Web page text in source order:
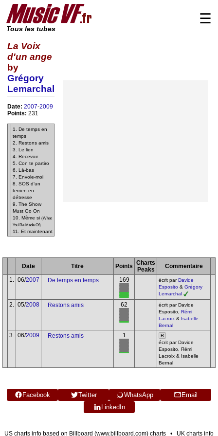
Tous les tubes
☰
La Voix
d'un ange
by
Grégory
Lemarchal
Date: 2007-2009
Points: 231
1. De temps en
temps
2. Restons amis
3. Le lien
4. Recevoir
5. Con te partiro
6. Là-bas
7. Envole-moi
8. SOS d'un
terrien en
détresse
9. The Show
Must Go On
10. Même si (What
You'Re Made Of)
11. Et maintenant
Date Titre Points Charts
Peaks
Commentaire
1.
06/2007 De temps en temps 169 écrit parDavide
Esposito & Grégory
Lemarchal
2. 05/2008 Restons amis 62
écrit par Davide
Esposito, Rémi
Lacroix & Isabelle
Bernal
3. 06/2009 Restons amis 1
R
écrit par Davide
Esposito, Rémi
Lacroix & Isabelle
Bernal
Facebook Twitter WhatsApp
Email
LinkedIn
US charts info based on Billboard (www.billboard.com) charts • UK charts info